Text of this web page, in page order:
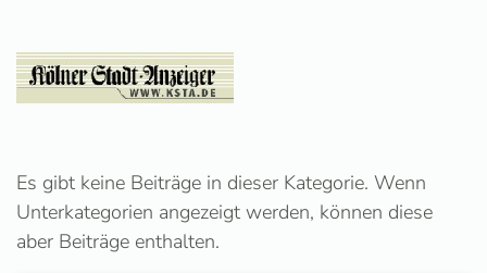
Es gibt keine Beiträge in dieser Kategorie. Wenn
Unterkategorien angezeigt werden, können diese
aber Beiträge enthalten.